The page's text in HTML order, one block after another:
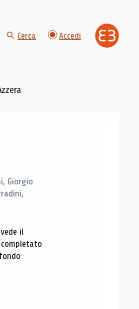
Cerca Accedi
Giorgio
il